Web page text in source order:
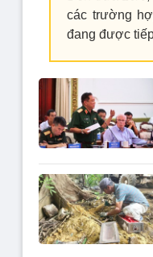
các trường
đang được